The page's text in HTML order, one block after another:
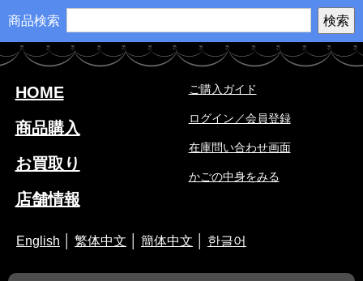
商品検索
HOME
商品購入
お買取り
店舗情報
ご購入ガイド
ログイン／会員登録
在庫問い合わせ画面
かごの中身をみる
English 繁体中文 簡体中文 한글어